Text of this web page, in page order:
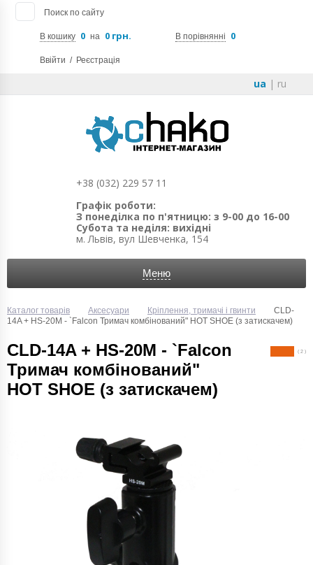
Поиск по сайту
В кошику 0 на 0 грн. В порівнянні 0
Ввійти / Реєстрація
ua | ru
+38 (032) 229 57 11
Графік роботи:
З понеділка по п'ятницю: з 9-00 до 16-00
Субота та неділя: вихідні
м. Львів, вул Шевченка, 154
Меню
Каталог товарів Аксесуари Кріплення, тримачі і гвинти
CLD-
14A + HS-20M - `Falcon Тримач комбінований" HOT SHOE (з затискачем)
CLD-14A + HS-20M - `Falcon
Тримач комбінований"
HOT SHOE (з затискачем)
( 2 )